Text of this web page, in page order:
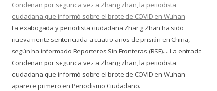
Condenan por segunda vez a Zhang Zhan, la periodista
ciudadana que informó sobre el brote de COVID en Wuhan
La exabogada y periodista ciudadana Zhang Zhan ha sido
nuevamente sentenciada a cuatro años de prisión en China,
según ha informado Reporteros Sin Fronteras (RSF).... La entrada
Condenan por segunda vez a Zhang Zhan, la periodista
ciudadana que informó sobre el brote de COVID en Wuhan
aparece primero en Periodismo Ciudadano.